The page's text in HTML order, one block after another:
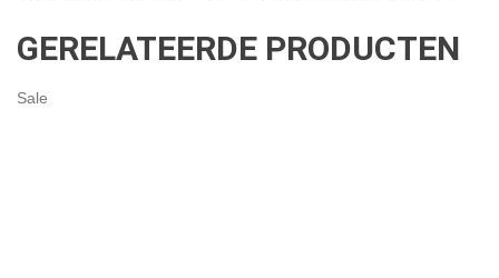
GERELATEERDE PRODUCTEN
Sale